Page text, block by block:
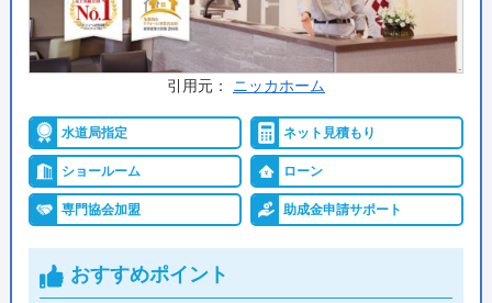
公式サイトで
料金詳細を見る
0120-12-4353
受付時間： 9:00～18:00
交換できるくん の基本情報
運営会社 株式会社交換できるくん
詳細は公式HPでご確認ください
支払い方法
現金 銀行振込
クレジットカード 後払い
電子マネー
引用元： ニッカホーム
水道局指定 ネット見積もり
ショールーム ローン
専門協会加盟 助成金申請サポート
おすすめポイント